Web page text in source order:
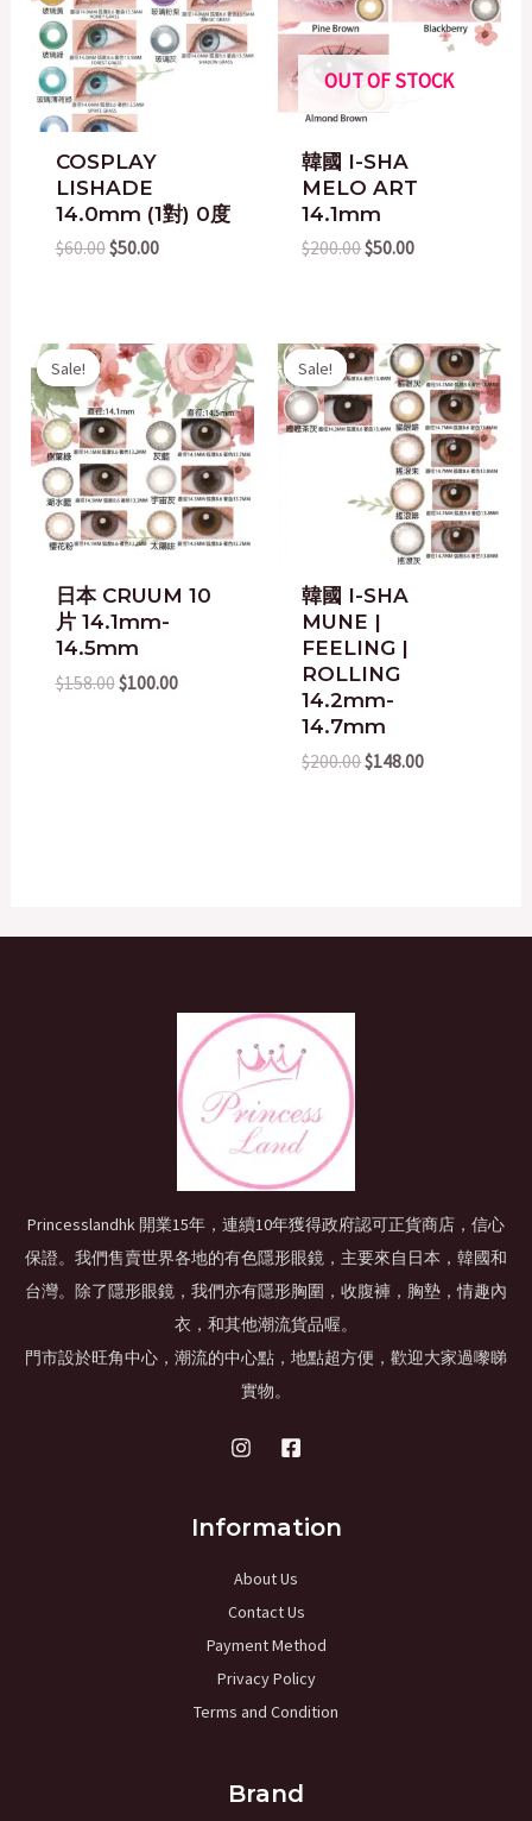
COSPLAY
LISHADE
14.0mm (1對) 0度
$60.00$50.00
OUT OF STOCK
韓國 I-SHA
MELO ART
14.1mm
$200.00$50.00
Sale!
Sale!
日本 CRUUM 10
片 14.1mm-
14.5mm
$158.00
Original
price
was:
$158.00.
$100.00
Current
price
is:
$100.00.
Sale!
Sale!
韓國 I-SHA
MUNE |
FEELING |
ROLLING
14.2mm-
14.7mm
$200.00
Original
price
was:
$200.00.
$148.00
Current
price
is:
$148.00.
Princesslandhk 開業15年，連續10年獲得政府認可正貨商店，信心
保證。我們售賣世界各地的有色隱形眼鏡，主要來自日本，韓國和
台灣。除了隱形眼鏡，我們亦有隱形胸圍，收腹褲，胸墊，情趣內
衣，和其他潮流貨品喔。
門市設於旺角中心，潮流的中心點，地點超方便，歡迎大家過嚟睇
實物。
Information
About Us
Contact Us
Payment Method
Privacy Policy
Terms and Condition
Brand